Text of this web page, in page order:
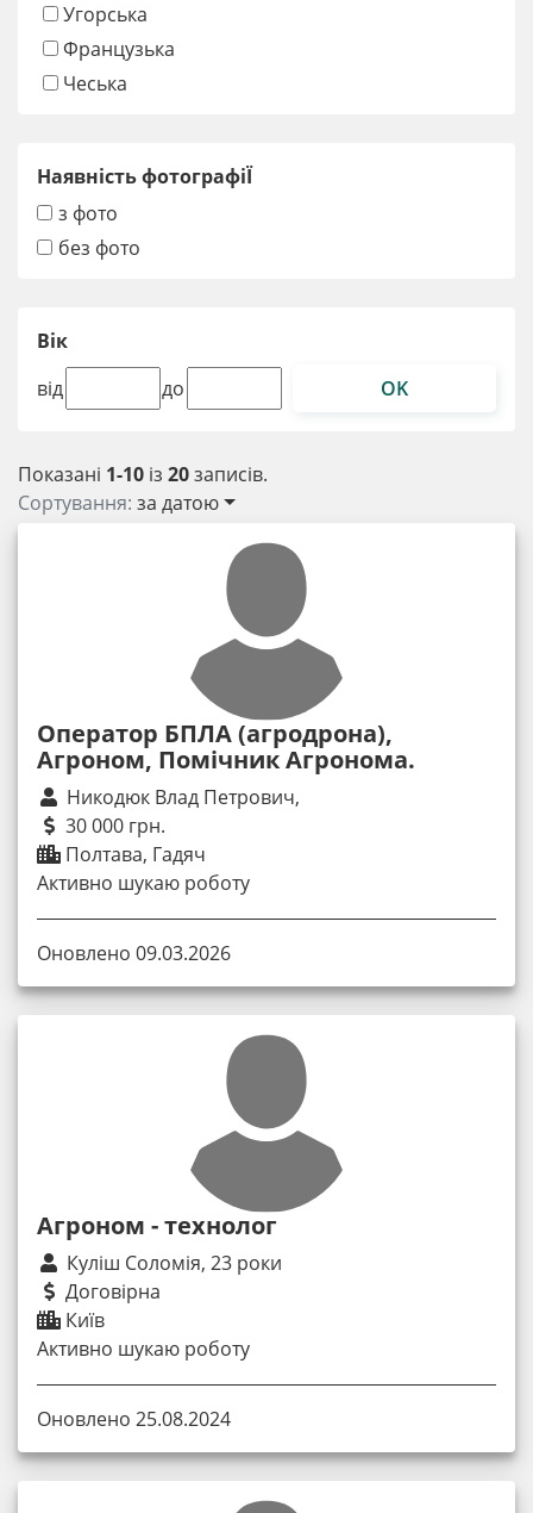
Показані 1-10 із 20записів.
Сортування: за датою
Оператор БПЛА (агродрона),
Агроном, Помічник Агронома.
Никодюк Влад Петрович,
30 000 грн.
Полтава, Гадяч
Активно шукаю роботу
Оновлено 09.03.2026
Агроном - технолог
Куліш Соломія, 23 роки
Договірна
Київ
Активно шукаю роботу
Оновлено 25.08.2024
Угорська
Французька
Чеська
Наявність фотографіЇ
з фото
без фото
Вік
від
до OK